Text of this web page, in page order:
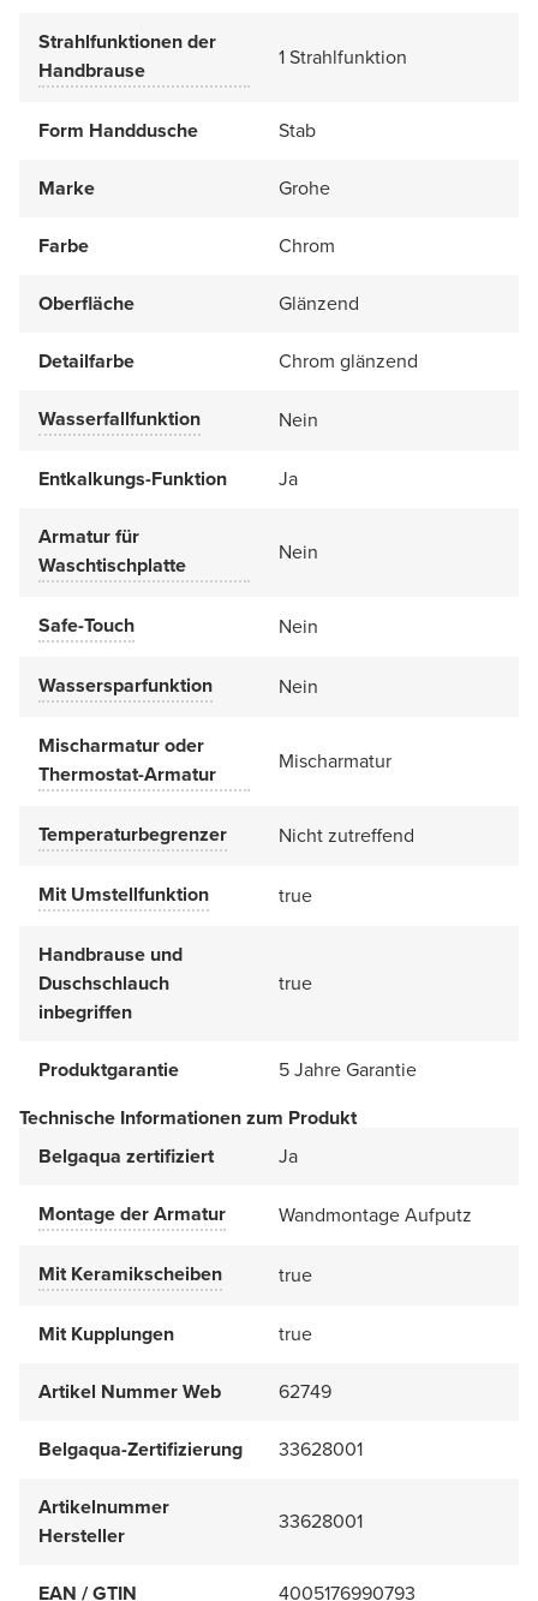
Strahlfunktionen der
Handbrause
1 Strahlfunktion
Form Handdusche Stab
Marke Grohe
Farbe Chrom
Oberfläche Glänzend
Detailfarbe Chrom glänzend
Wasserfallfunktion Nein
Entkalkungs-Funktion Ja
Armatur für
Waschtischplatte
Nein
Safe-Touch Nein
Wassersparfunktion Nein
Mischarmatur oder
Thermostat-Armatur
Mischarmatur
Temperaturbegrenzer Nicht zutreffend
Mit Umstellfunktion true
Handbrause und
Duschschlauch
inbegriffen
true
Produktgarantie
5 Jahre Garantie
Technische Informationen zum Produkt
Belgaqua zertifiziert
Ja
Montage der Armatur Wandmontage Aufputz
Mit Keramikscheiben true
Mit Kupplungen true
Artikel Nummer Web 62749
Belgaqua-Zertifizierung 33628001
Artikelnummer
Hersteller
33628001
EAN / GTIN 4005176990793